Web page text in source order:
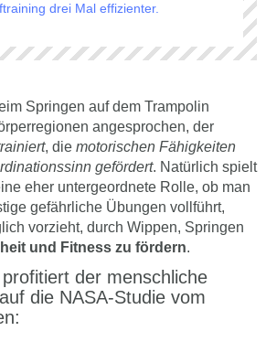
drei Mal effizienter.
Springen auf dem Trampolin
angesprochen, der
, die motorischen Fähigkeiten
gefördert. Natürlich spielt
eher untergeordnete Rolle, ob man
gefährliche Übungen vollführt,
vorzieht, durch Wippen, Springen
und Fitness zu fördern.
der menschliche
die NASA-Studie vom